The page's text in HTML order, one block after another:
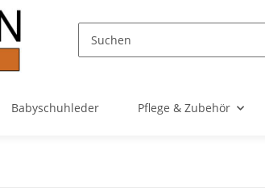
Babyschuhleder Pflege & Zubehör